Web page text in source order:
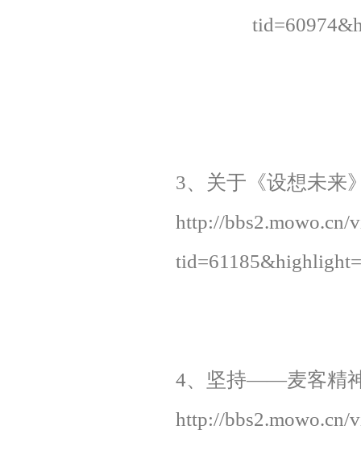
3、关于《设想未来
http://bbs2.mowo.cn/
4、坚持——麦客精
http://bbs2.mowo.cn/